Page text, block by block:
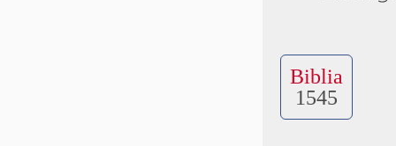
Biblia
1545